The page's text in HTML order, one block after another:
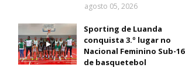
agosto 05, 2026
Sporting de Luanda
conquista 3.º lugar no
Nacional Feminino Sub-16
de basquetebol